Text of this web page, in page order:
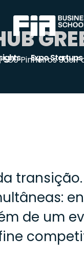
Expo Startups
FAQ
580 Pinheiros São
de um